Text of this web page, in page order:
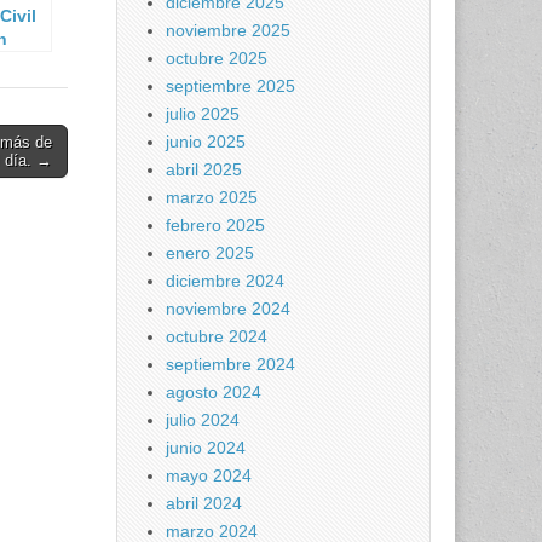
de
día. →
noviembre 2025
octubre 2025
septiembre 2025
julio 2025
junio 2025
abril 2025
marzo 2025
febrero 2025
enero 2025
diciembre 2024
noviembre 2024
octubre 2024
septiembre 2024
agosto 2024
julio 2024
junio 2024
mayo 2024
abril 2024
marzo 2024